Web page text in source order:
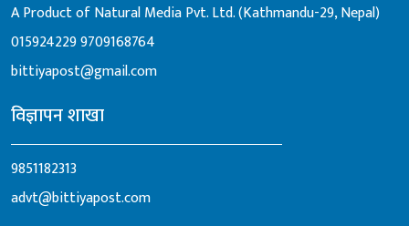
A Product of Natural Media Pvt. Ltd. (Kathmandu-29, Nepal)
0159242299709168764
bittiyapost@gmail.com
विज्ञापन शाखा
9851182313
advt@bittiyapost.com